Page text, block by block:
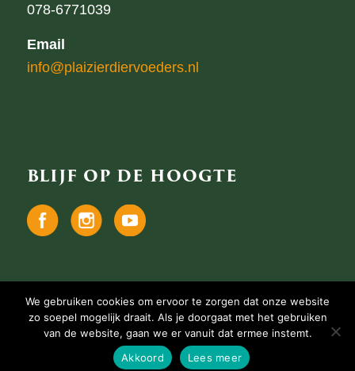
078-6771039
Email
info@plaizierdiervoeders.nl
BLIJF OP DE HOOGTE
Copyright Plaizier Diervoeders •
Privacyverklaring
•Website door
We gebruiken cookies om ervoor te zorgen dat onze website
zo soepel mogelijk draait. Als je doorgaat met het gebruiken
van de website, gaan we er vanuit dat ermee instemt.
Akkoord
Lees meer